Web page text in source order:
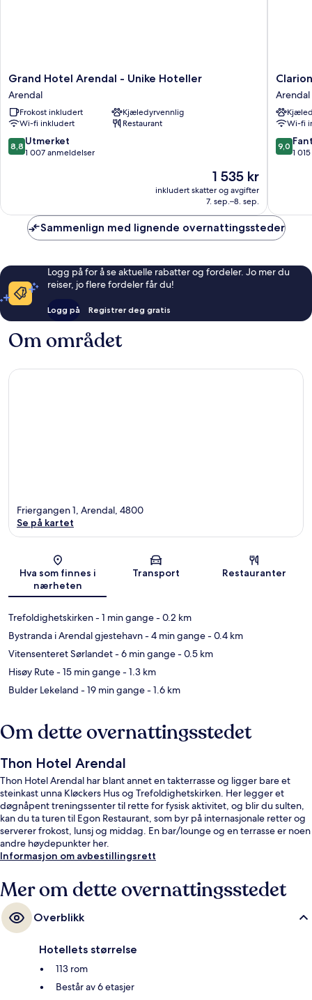
Grand
Hotel
Arendal
-
Unike
Hoteller
Arendal
Grand Hotel Arendal - Unike Hoteller
Arendal
Frokost inkludert
Kjæledyrvennlig
Wi-fi inkludert
Restaurant
8.8
av
8,8 Utmerket
1 007 anmeldelser
Prisen
er
1 535 kr
1 535 kr
inkludert skatter og avgifter
7. sep.–8. sep.
Clarion
Hotel
Arendal
Arendal
Arendal
Wi-fi
9.0
av
9,0
1
Sammenlign med lignende overnattingssteder
Logg på for å se aktuelle rabatter og fordeler. Jo mer du
reiser, jo flere fordeler får du!
Logg på Registrer deg gratis
Om området
Kart
Friergangen 1, Arendal, 4800
Se på kartet
Hva som finnes i
nærheten
Transport Restauranter
Trefoldighetskirken- 1 min gange- 0.2 km
Bystranda i Arendal gjestehavn- 4 min gange- 0.4 km
Vitensenteret Sørlandet- 6 min gange- 0.5 km
Hisøy Rute- 15 min gange- 1.3 km
Bulder Lekeland - 19 min gange- 1.6 km
Om dette overnattingsstedet
Thon Hotel Arendal
Thon Hotel Arendal har blant annet en takterrasse og ligger bare et
steinkast unna Kløckers Hus og Trefoldighetskirken. Her legger et
døgnåpent treningssenter til rette for fysisk aktivitet, og blir du sulten,
kan du ta turen til Egon Restaurant, som byr på internasjonale retter og
serverer frokost, lunsj og middag. En bar/lounge og en terrasse er noen
andre høydepunkter her.
Informasjon om avbestillingsrett
Mer om dette overnattingsstedet
Overblikk
Hotellets størrelse
113 rom
Består av 6 etasjer